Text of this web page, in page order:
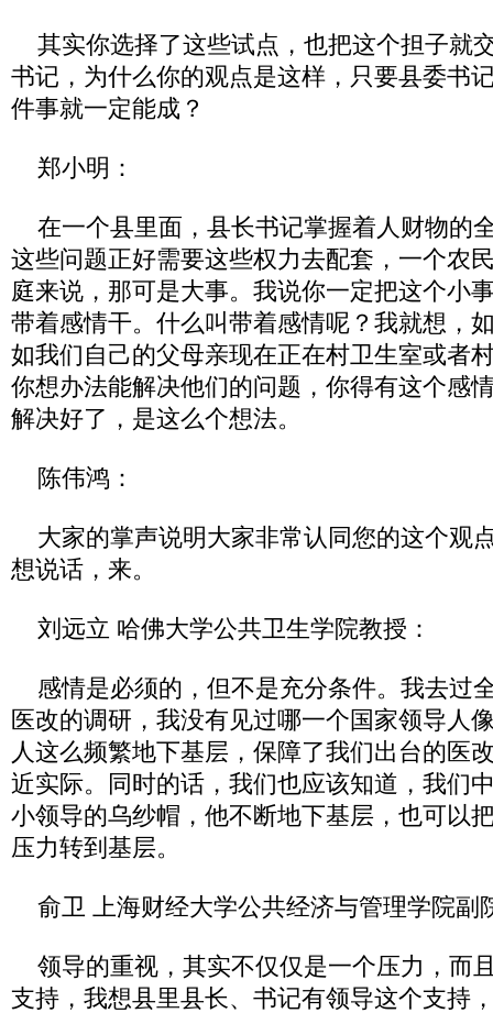
其实你选择了这些试点，也把这个担子就
书记，为什么你的观点是这样，只要县委书
件事就一定能成？
郑小明：
在一个县里面，县长书记掌握着人财物的
这些问题正好需要这些权力去配套，一个农
庭来说，那可是大事。我说你一定把这个小
带着感情干。什么叫带着感情呢？我就想，
如我们自己的父母亲现在正在村卫生室或者
你想办法能解决他们的问题，你得有这个感
解决好了，是这么个想法。
陈伟鸿：
大家的掌声说明大家非常认同您的这个观
想说话，来。
刘远立 哈佛大学公共卫生学院教授：
感情是必须的，但不是充分条件。我去过
医改的调研，我没有见过哪一个国家领导人
人这么频繁地下基层，保障了我们出台的医
近实际。同时的话，我们也应该知道，我们
小领导的乌纱帽，他不断地下基层，也可以
压力转到基层。
俞卫 上海财经大学公共经济与管理学院副
领导的重视，其实不仅仅是一个压力，而
支持，我想县里县长、书记有领导这个支持